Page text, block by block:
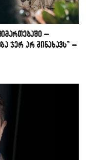
–
ჯერ არ მინახავს” –